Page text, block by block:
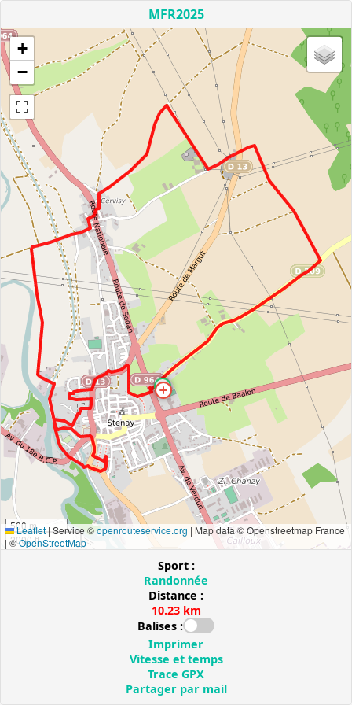
MFR2025
+
−
500 m
2000 ft
Leaflet|Service ©openrouteservice.org | Map data © Openstreetmap France
| ©OpenStreetMap
Sport :
Randonnée
Distance :
10.23 km
Balises :
Imprimer
Vitesse et temps
Trace GPX
Partager par mail